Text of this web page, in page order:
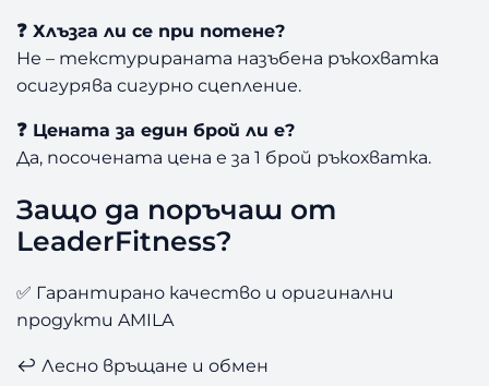
❓ Хлъзга ли се при потене?
Не – текстурираната назъбена ръкохватка
осигурява сигурно сцепление.
❓ Цената за един брой ли е?
Да, посочената цена е за 1 брой ръкохватка.
Защо да поръчаш от
LeaderFitness?
✅ Гарантирано качество и оригинални
продукти AMILA
↩️ Лесно връщане и обмен